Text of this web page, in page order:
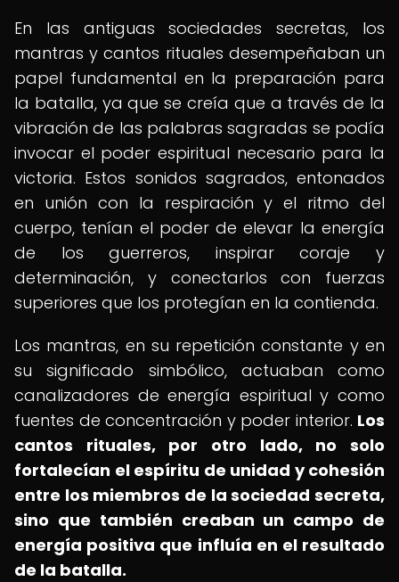
En las antiguas sociedades secretas, los
mantras y cantos rituales desempeñaban un
papel fundamental en la preparación para
la batalla, ya que se creía que a través de la
vibración de las palabras sagradas se podía
invocar el poder espiritual necesario para la
victoria. Estos sonidos sagrados, entonados
en unión con la respiración y el ritmo del
cuerpo, tenían el poder de elevar la energía
de los guerreros, inspirar coraje y
determinación, y conectarlos con fuerzas
superiores que los protegían en la contienda.
Los mantras, en su repetición constante y en
su significado simbólico, actuaban como
canalizadores de energía espiritual y como
fuentes de concentración y poder interior. Los
cantos rituales, por otro lado, no solo
fortalecían el espíritu de unidad y cohesión
entre los miembros de la sociedad secreta,
sino que también creaban un campo de
energía positiva que influía en el resultado
de la batalla.